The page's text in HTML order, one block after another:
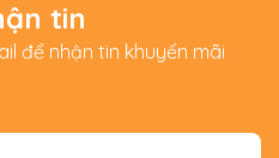
tin
để nhận tin khuyến mãi